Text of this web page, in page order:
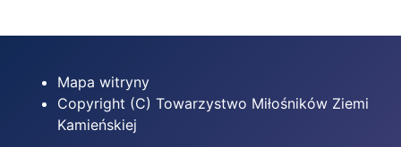
Mapa witryny
Copyright (C) Towarzystwo Miłośników Ziemi
Kamieńskiej